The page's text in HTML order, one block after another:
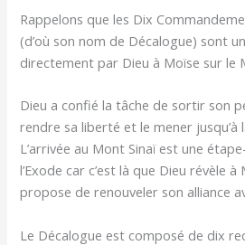
Rappelons que les Dix
(d’où son nom de Décalogue) sont
directement par Dieu à Moïse sur le
Dieu a confié la tâche de sortir son
rendre sa liberté et le mener jusqu’à
L’arrivée au Mont Sinaï est une
l’Exode car c’est là que Dieu révèle à
propose de renouveler son alliance
Le Décalogue est composé de dix